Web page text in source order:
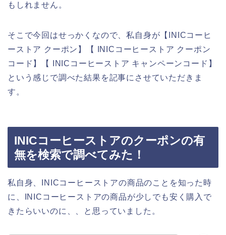
もしれません。
そこで今回はせっかくなので、私自身が【INICコーヒ
ーストア クーポン】【 INICコーヒーストア クーポン
コード】【 INICコーヒーストア キャンペーンコード】
という感じで調べた結果を記事にさせていただきま
す。
INICコーヒーストアのクーポンの有
無を検索で調べてみた！
私自身、INICコーヒーストアの商品のことを知った時
に、INICコーヒーストアの商品が少しでも安く購入で
きたらいいのに、、と思っていました。